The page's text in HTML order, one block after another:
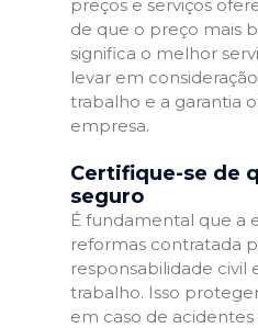
preços e serviços
de que o preço mais
significa o melhor
levar em
trabalho e a garantia
empresa.
Certifique-se de
seguro
É fundamental que a
reformas contratada
responsabilidade civil
trabalho. Isso
em caso de